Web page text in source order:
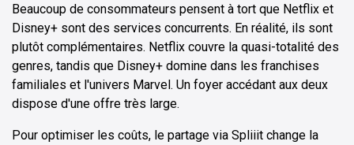
Beaucoup de consommateurs pensent à tort que Netflix et
Disney+ sont des services concurrents. En réalité, ils sont
plutôt complémentaires. Netflix couvre la quasi-totalité des
genres, tandis que Disney+ domine dans les franchises
familiales et l'univers Marvel. Un foyer accédant aux deux
dispose d'une offre très large.
Pour optimiser les coûts, le partage via Spliiit change la